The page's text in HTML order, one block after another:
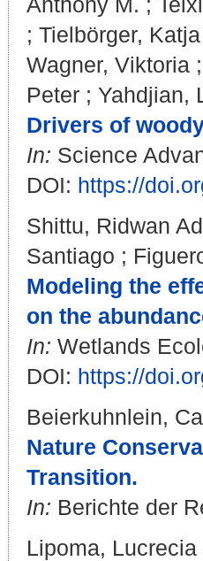
; Tielbörger, Katja
Wagner, Viktoria
Peter ; Yahdjian,
Drivers of
In: Science
DOI: https://
Shittu, Ridwan
Santiago ;
Modeling the
on the
In: Wetlands
DOI: https://
Beierkuhnlein,
Nature
Transition.
In: Berichte der
Lipoma, Lucrecia